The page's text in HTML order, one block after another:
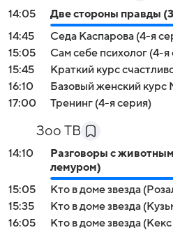
14:05
Две стороны правды
14:45
Седа Каспарова (4-я
15:05
Сам себе психолог (4-я
15:45
Краткий курс
16:10
Базовый женский курс
17:00
Тренинг (4-я серия)
Зоо ТВ
14:10
Разговоры с
лемуром)
15:05
Кто в доме звезда
15:35
Кто в доме звезда
16:05
Кто в доме звезда